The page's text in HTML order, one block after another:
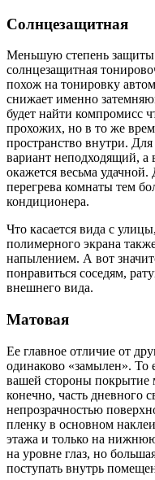
Солнцезащитная
Меньшую степень защиты
солнцезащитная
похож на тонировку
снижает именно
будет найти компромисс
прохожих, но в то же
пространство внутри.
вариант неподходящий, а
окажется весьма
перегрева комнаты тем
кондиционера.
Что касается вида с
полимерного экрана
напылением. А вот
понравиться соседям,
внешнего вида.
Матовая
Ее главное отличие от
одинаково «замылен». То
вашей стороны покрытие
конечно, часть дневного
непрозрачностью
пленку в основном
этажа и только на
на уровне глаз, но
поступать внутрь